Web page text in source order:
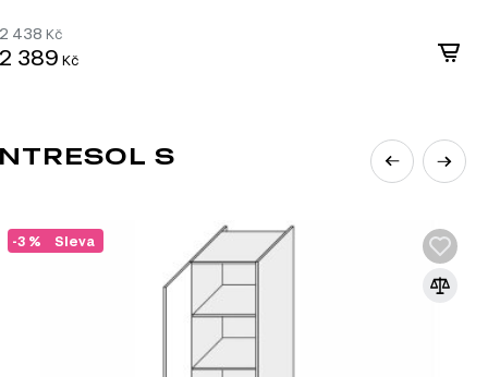
2 438 Kč
2 389 Kč
S
Sleva
-3 %